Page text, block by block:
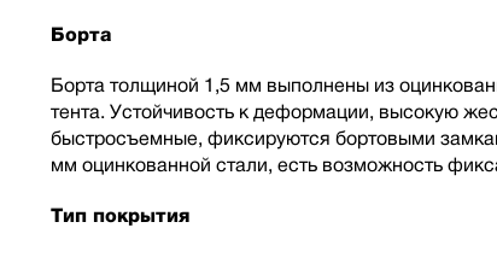
Борта
Борта толщиной 1,5 мм выполнены из
тента. Устойчивость к деформации, высокую
быстросъемные, фиксируются бортовыми
мм оцинкованной стали, есть возможность
Тип покрытия